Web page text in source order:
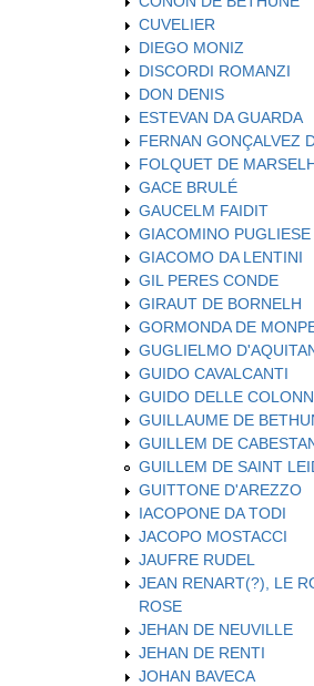
CUVELIER
DIEGO MONIZ
DISCORDI ROMANZI
DON DENIS
ESTEVAN DA GUARDA
FERNAN GONÇALVEZ
FOLQUET DE
GACE BRULÉ
GAUCELM FAIDIT
GIACOMINO PUGLIESE
GIACOMO DA LENTINI
GIL PERES CONDE
GIRAUT DE BORNELH
GORMONDA DE
GUGLIELMO
GUIDO CAVALCANTI
GUIDO DELLE
GUILLAUME DE
GUILLEM DE
GUILLEM DE SAINT
GUITTONE D'AREZZO
IACOPONE DA TODI
JACOPO MOSTACCI
JAUFRE RUDEL
JEAN RENART(?), LE
ROSE
JEHAN DE NEUVILLE
JEHAN DE RENTI
JOHAN BAVECA